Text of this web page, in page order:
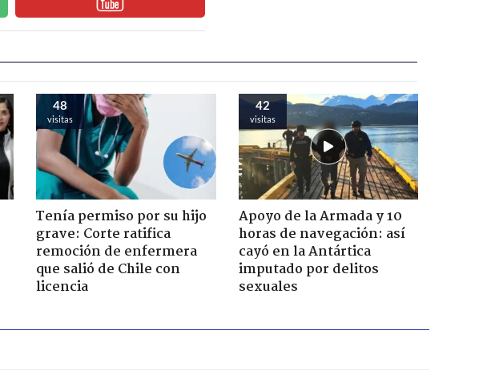
48
visitas
Tenía permiso por su hijo
grave: Corte ratifica
remoción de enfermera
que salió de Chile con
licencia
42
visitas
Apoyo de la Armada y 10
horas de navegación: así
cayó en la Antártica
imputado por delitos
sexuales